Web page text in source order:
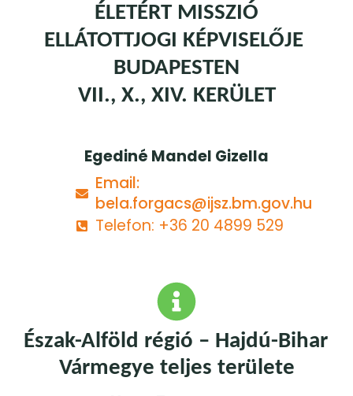
ÉLETÉRT MISSZIÓ
ELLÁTOTTJOGI KÉPVISELŐJE
BUDAPESTEN
VII., X., XIV. KERÜLET
Egediné Mandel Gizella
Email:
bela.forgacs@ijsz.bm.gov.hu
Telefon: +36 20 4899 529
Észak-Alföld régió – Hajdú-Bihar
Vármegye teljes területe